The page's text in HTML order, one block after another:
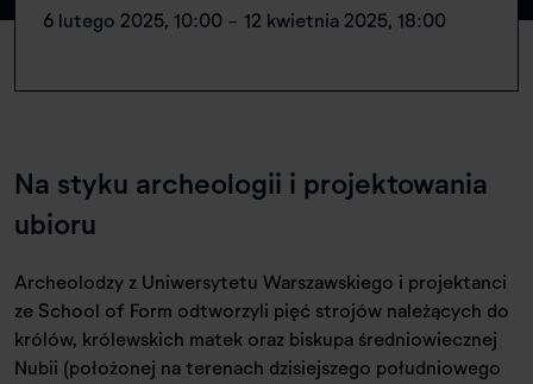
6 lutego 2025, 10:00 - 12 kwietnia 2025, 18:00
Na styku archeologii i projektowania
ubioru
Archeolodzy z Uniwersytetu Warszawskiego i projektanci
ze School of Form odtworzyli pięć strojów należących do
królów, królewskich matek oraz biskupa średniowiecznej
Nubii (położonej na terenach dzisiejszego południowego